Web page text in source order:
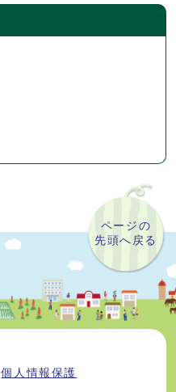
ページの
先頭へ戻る
個人情報保護